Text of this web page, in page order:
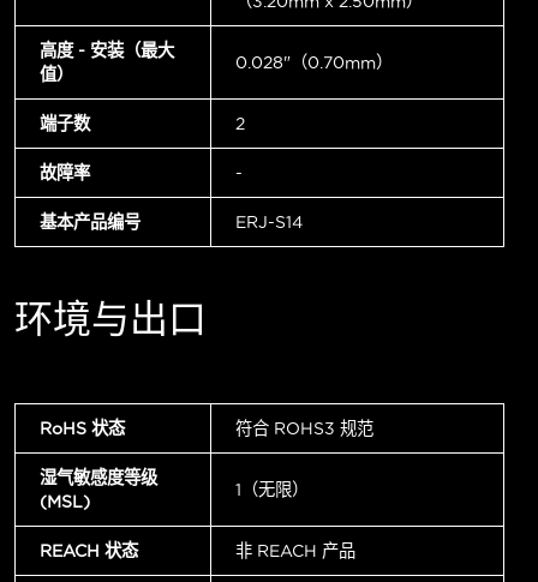
高度 - 安装（最大
值）
0.028"（0.70mm）
端子数 2
故障率 -
基本产品编号 ERJ-S14
环境与出口
RoHS 状态 符合 ROHS3 规范
湿气敏感度等级
(MSL)
1（无限）
REACH 状态 非 REACH 产品